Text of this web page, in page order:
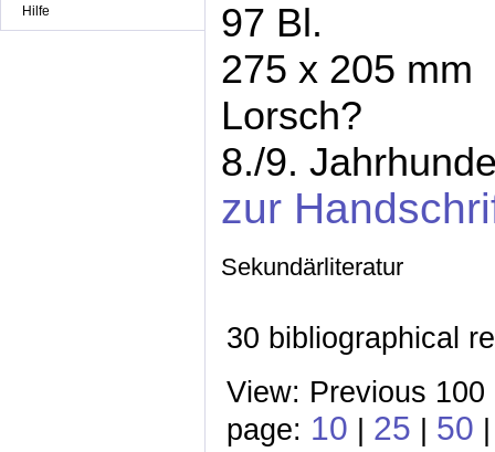
Hilfe
97 Bl.
275 x 205 mm
Lorsch?
8./9.
zur
Sekundärliteratur
30 bibliographical
View: Previous
page: 10 | 25 | 50